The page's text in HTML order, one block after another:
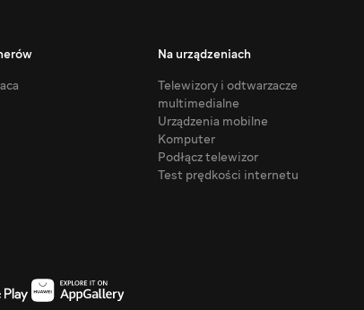
Na urządzeniach
Telewizory i odtwarzacze
multimedialne
Urządzenia mobilne
Komputer
Podłącz telewizor
Test prędkości internetu